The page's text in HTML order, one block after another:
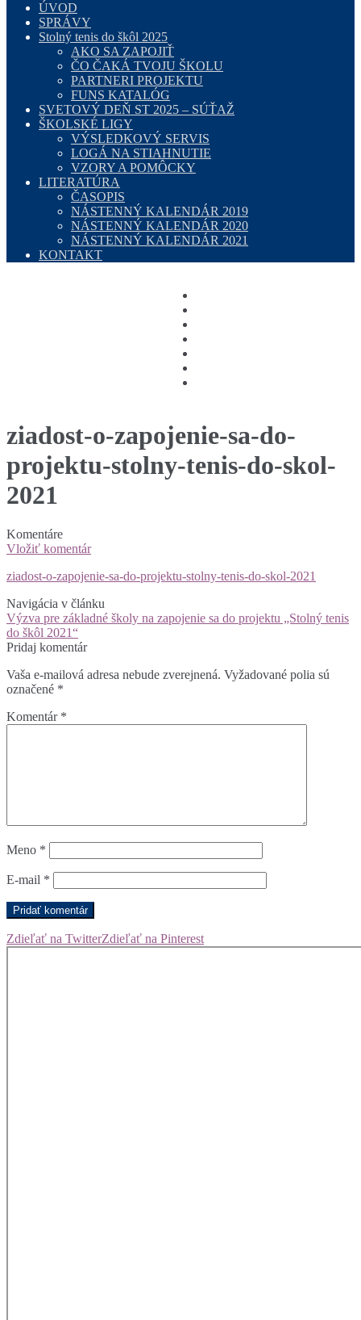
ÚVOD
SPRÁVY
Stolný tenis do škôl 2025
AKO SA ZAPOJIŤ
ČO ČAKÁ TVOJU ŠKOLU
PARTNERI PROJEKTU
FUNS KATALÓG
SVETOVÝ DEŇ ST 2025 – SÚŤAŽ
ŠKOLSKÉ LIGY
VÝSLEDKOVÝ SERVIS
LOGÁ NA STIAHNUTIE
VZORY A POMÔCKY
LITERATÚRA
ČASOPIS
NÁSTENNÝ KALENDÁR 2019
NÁSTENNÝ KALENDÁR 2020
NÁSTENNÝ KALENDÁR 2021
KONTAKT
ziadost-o-zapojenie-sa-do-
projektu-stolny-tenis-do-skol-
2021
Komentáre
Vložiť komentár
ziadost-o-zapojenie-sa-do-projektu-stolny-tenis-do-skol-2021
Navigácia v článku
Výzva pre základné školy na zapojenie sa do projektu „Stolný tenis
do škôl 2021“
Pridaj komentár
Vaša e-mailová adresa nebude zverejnená. Vyžadované polia sú
označené *
Komentár *
Meno *
E-mail *
Zdieľať na TwitterZdieľať na Pinterest